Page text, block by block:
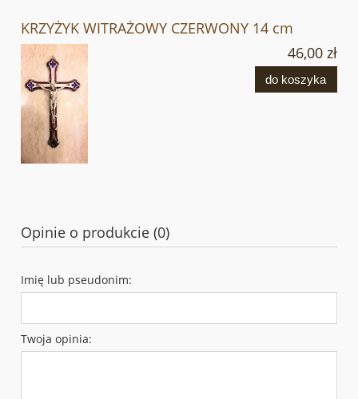
KRZYŻYK WITRAŻOWY CZERWONY 14 cm
46,00 zł
do koszyka
Opinie o produkcie (0)
Imię lub pseudonim:
Twoja opinia: